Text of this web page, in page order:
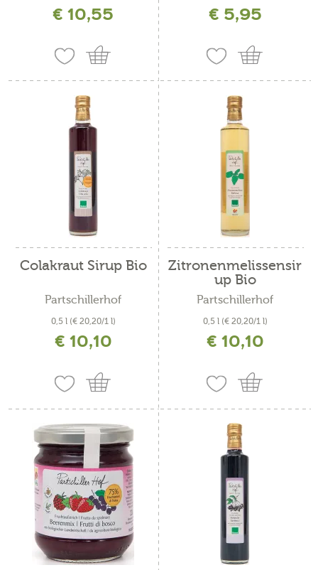
€ 10,55 € 5,95
Colakraut Sirup Bio
Partschillerhof
0,5 l (€ 20,20/1 l)
inkl. MwSt. zzgl. Versandkosten
€ 10,10
Zitronenmelissensir
up Bio
Partschillerhof
0,5 l (€ 20,20/1 l)
inkl. MwSt. zzgl. Versandkosten
€ 10,10